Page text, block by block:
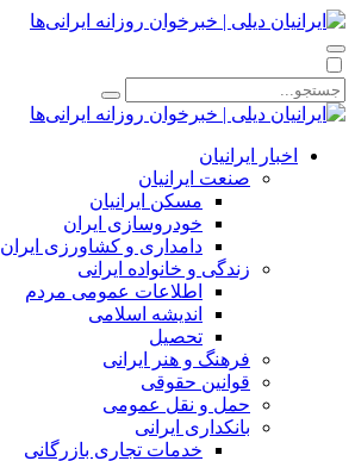
اخبار ایرانیان
صنعت ایرانیان
مسکن ایرانیان
خودروسازی ایران
دامداری و کشاورزی ایران
زندگی و خانواده ایرانی
اطلاعات عمومی مردم
اندیشه اسلامی
تحصیل
فرهنگ و هنر ایرانی
قوانین حقوقی
حمل و نقل عمومی
بانکداری ایرانی
خدمات تجاری بازرگانی